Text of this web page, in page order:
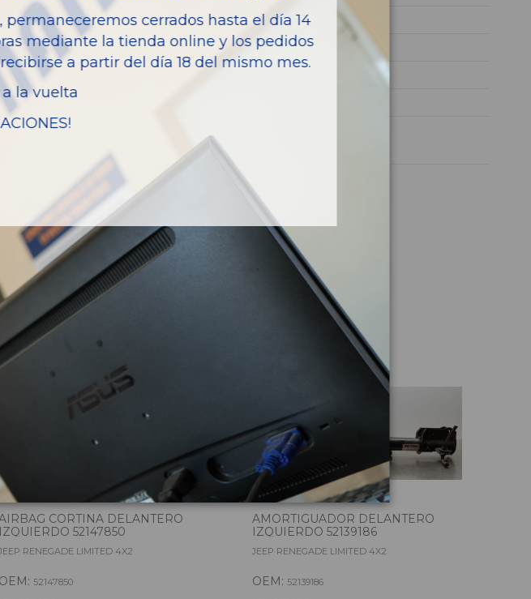
Combustible
GASOLINA
Limited 4X2
Potencia
Modelo
del vehículo
CORTINA DELANTERO
IZQUIERDO 52147850
RENEGADE LIMITED 4X2
OEM: 52147850
AMORTIGUADOR DELANTERO
IZQUIERDO 52139186
JEEP RENEGADE LIMITED 4X2
OEM: 52139186
cerrados hasta el día 14
mediante la tienda online y los pedidos
a partir del día 18 del mismo mes.
la vuelta